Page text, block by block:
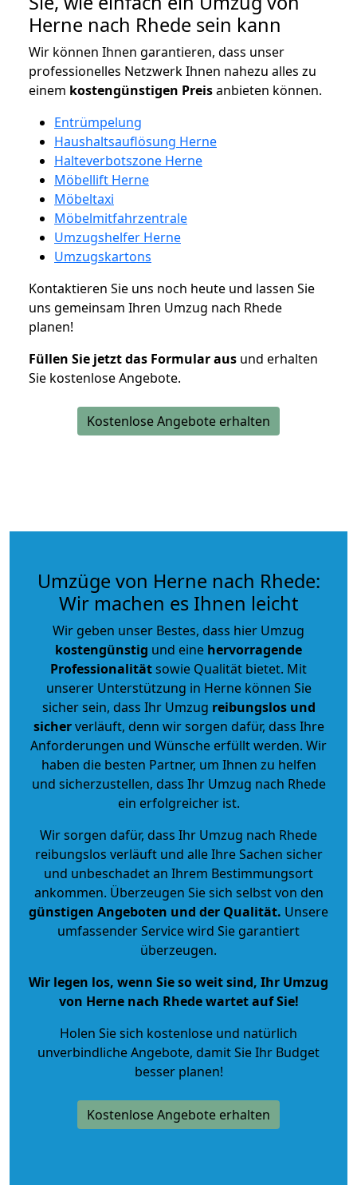
Herne nach Rhede sein kann
Wir können Ihnen garantieren, dass unser
professionelles Netzwerk Ihnen nahezu alles zu
einem kostengünstigen Preisanbieten können.
Entrümpelung
Haushaltsauflösung Herne
Halteverbotszone Herne
Möbellift Herne
Möbeltaxi
Möbelmitfahrzentrale
Umzugshelfer Herne
Umzugskartons
Kontaktieren Sie uns noch heute und lassen Sie
uns gemeinsam Ihren Umzug nach Rhede
planen!
Füllen Sie jetzt das Formular aus und erhalten
Sie kostenlose Angebote.
Kostenlose Angebote erhalten
Umzüge von Herne nach Rhede:
Wir machen es Ihnen leicht
Wir geben unser Bestes, dass hier Umzug
kostengünstig und eine hervorragende
Professionalitätsowie Qualität bietet. Mit
unserer Unterstützung in Herne können Sie
sicher sein, dass Ihr Umzug reibungslos und
sicherverläuft, denn wir sorgen dafür, dass Ihre
Anforderungen und Wünsche erfüllt werden. Wir
haben die besten Partner, um Ihnen zu helfen
und sicherzustellen, dass Ihr Umzug nach Rhede
ein erfolgreicher ist.
Wir sorgen dafür, dass Ihr Umzug nach Rhede
reibungslos verläuft und alle Ihre Sachen sicher
und unbeschadet an Ihrem Bestimmungsort
ankommen. Überzeugen Sie sich selbst von den
günstigen Angeboten und der Qualität. Unsere
umfassender Service wird Sie garantiert
überzeugen.
Wir legen los, wenn Sie so weit sind, Ihr Umzug
von Herne nach Rhede wartet auf Sie!
Holen Sie sich kostenlose und natürlich
unverbindliche Angebote, damit Sie Ihr Budget
besser planen!
Kostenlose Angebote erhalten